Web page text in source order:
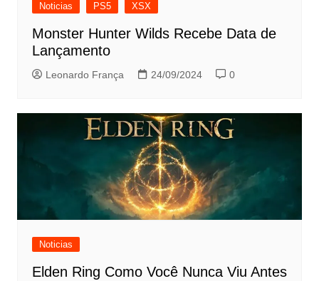
Noticias PS5 XSX
Monster Hunter Wilds Recebe Data de
Lançamento
Leonardo França 24/09/2024 0
Noticias
Elden Ring Como Você Nunca Viu Antes